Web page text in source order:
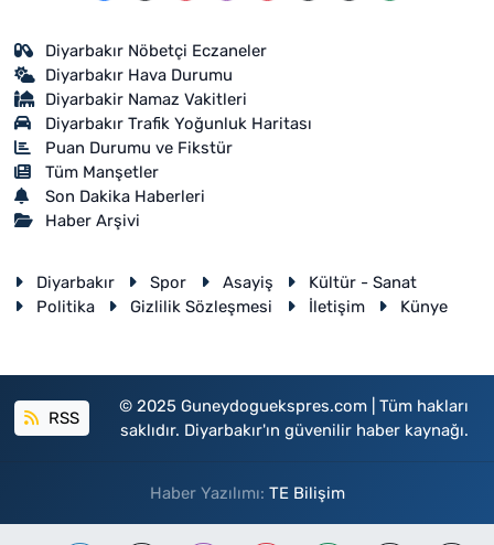
Diyarbakır Nöbetçi Eczaneler
Diyarbakır Hava Durumu
Diyarbakir Namaz Vakitleri
Diyarbakır Trafik Yoğunluk Haritası
Puan Durumu ve Fikstür
Tüm Manşetler
Son Dakika Haberleri
Haber Arşivi
Diyarbakır Spor Asayiş
Kültür - Sanat
Politika
Gizlilik Sözleşmesi İletişim Künye
RSS
© 2025 Guneydoguekspres.com | Tüm hakları
saklıdır. Diyarbakır'ın güvenilir haber kaynağı.
Haber Yazılımı: TE Bilişim